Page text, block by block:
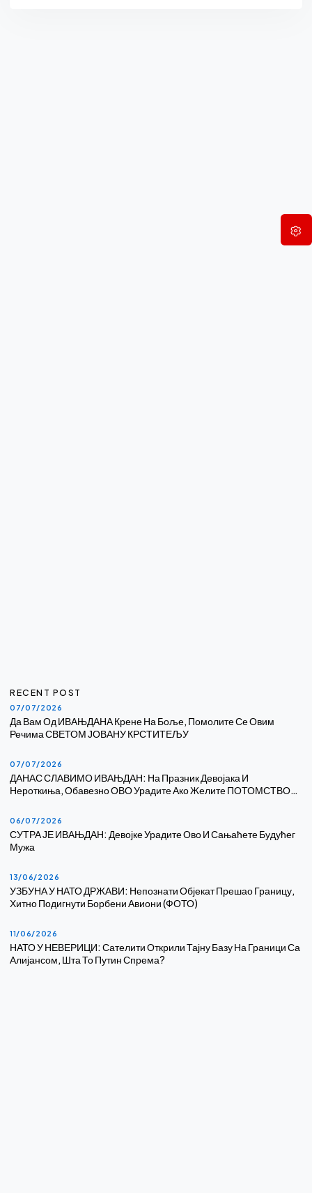
RECENT POST
07/07/2026
Да Вам Од ИВАЊДАНА Крене На Боље, Помолите Се Овим
Речима СВЕТОМ ЈОВАНУ КРСТИТЕЉУ
07/07/2026
ДАНАС СЛАВИМО ИВАЊДАН: На Празник Девојака И
Нероткиња, Обавезно ОВО Урадите Ако Желите ПОТОМСТВО…
06/07/2026
СУТРА ЈЕ ИВАЊДАН: Девојке Урадите Ово И Сањаћете Будућег
Мужа
13/06/2026
УЗБУНА У НАТО ДРЖАВИ: Непознати Објекат Прешао Границу,
Хитно Подигнути Борбени Авиони (ФОТО)
11/06/2026
НАТО У НЕВЕРИЦИ: Сателити Открили Тајну Базу На Граници Са
Алијансом, Шта То Путин Спрема?